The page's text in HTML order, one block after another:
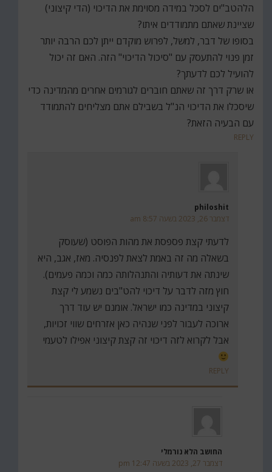
הלהטב"ים לסכל במידה מסוימת את הדיכוי (הדי קיצוני)
שציינת שאתם מתמודדים איתו?
בסופו של דבר, למשל, לפרוש מוקדם ייתן לכם הרבה יותר
זמן פנוי להתעסק עם "סיכול הדיכוי" הזה. האם זה יכול
להועיל לכם לדעתך?
או שרק דרך זה שאתם חוברים לגורמים אחרים מהמדינה כדי
שיסכלו את הדיכוי הנ"ל בשבילם אתם מצליחים להתמודד
עם הבעיה הזאת?
REPLY
philoshit
דצמבר 26, 2023 בשעה 8:57 am
לדעתי קצת פספסת את מהות הפוסט (שעוסק
בשאלה מה זה באמת לצאת לפנסיה. מאז, אגב, היא
שינתה את דעותיה והתנהלותה כמה וכמה פעמים).
חוץ מזה לדבר על דיכוי להט"בים נשמע לי קצת
קיצוני במדינה כמו ישראל. אומנם יש עוד דרך
ארוכה לעבור לפני שנהיה כאן אזרחים שווי זכויות,
אבל לקרוא לזה דיכוי זה קצת קיצוני אפילו לטעמי
REPLY
החושב הלא נורמלי
דצמבר 27, 2023 בשעה 12:47 pm